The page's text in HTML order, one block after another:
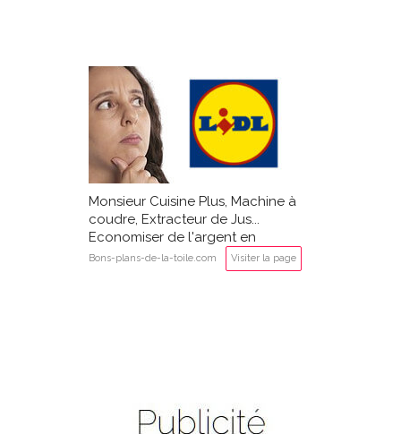
Monsieur Cuisine Plus, Machine à
coudre, Extracteur de Jus...
Economiser de l'argent en
achetant des produits LIDL
Bons-plans-de-la-toile.com Visiter la page